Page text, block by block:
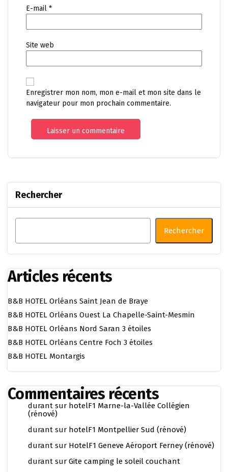
E-mail *
Site web
Enregistrer mon nom, mon e-mail et mon site dans le
navigateur pour mon prochain commentaire.
Rechercher
Rechercher
Articles récents
B&B HOTEL Orléans Saint Jean de Braye
B&B HOTEL Orléans Ouest La Chapelle-Saint-Mesmin
B&B HOTEL Orléans Nord Saran 3 étoiles
B&B HOTEL Orléans Centre Foch 3 étoiles
B&B HOTEL Montargis
Commentaires récents
durant sur hotelF1 Marne-la-Vallée Collégien
(rénové)
durant sur hotelF1 Montpellier Sud (rénové)
durant sur HotelF1 Geneve Aéroport Ferney (rénové)
durant sur Gite camping le soleil couchant